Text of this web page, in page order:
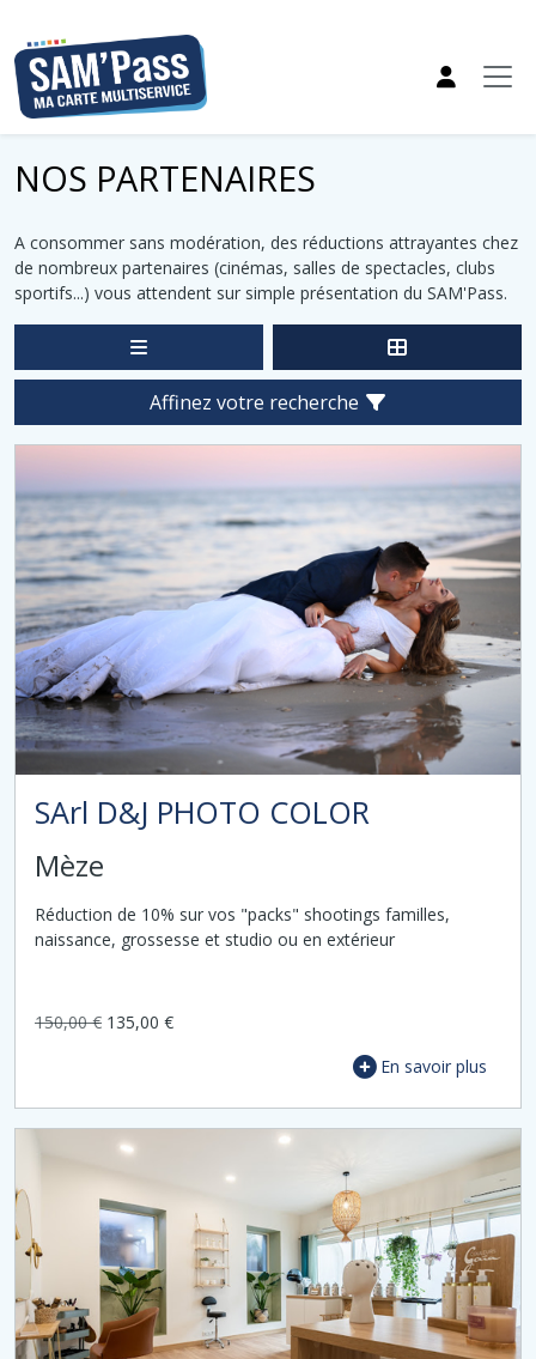
NOS PARTENAIRES
A consommer sans modération, des réductions attrayantes chez
de nombreux partenaires (cinémas, salles de spectacles, clubs
sportifs...) vous attendent sur simple présentation du SAM'Pass.
Affinez votre recherche
SArl D&J PHOTO COLOR
Mèze
Réduction de 10% sur vos "packs" shootings familles,
naissance, grossesse et studio ou en extérieur
150,00 € 135,00 €
En savoir plus